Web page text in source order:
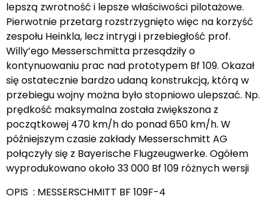
lepszą zwrotność i lepsze właściwości pilotażowe.
Pierwotnie przetarg rozstrzygnięto więc na korzyść
zespołu Heinkla, lecz intrygi i przebiegłość prof.
Willy’ego Messerschmitta przesądziły o
kontynuowaniu prac nad prototypem Bf 109. Okazał
się ostatecznie bardzo udaną konstrukcją, którą w
przebiegu wojny można było stopniowo ulepszać. Np.
prędkość maksymalna została zwiększona z
początkowej 470 km/h do ponad 650 km/h. W
późniejszym czasie zakłady Messerschmitt AG
połączyły się z Bayerische Flugzeugwerke. Ogółem
wyprodukowano około 33 000 Bf 109 różnych wersji
OPIS : MESSERSCHMITT BF 109F-4